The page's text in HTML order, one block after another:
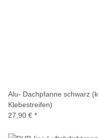
Alu- Dachpfanne schwarz
Klebestreifen)
27,90 € *